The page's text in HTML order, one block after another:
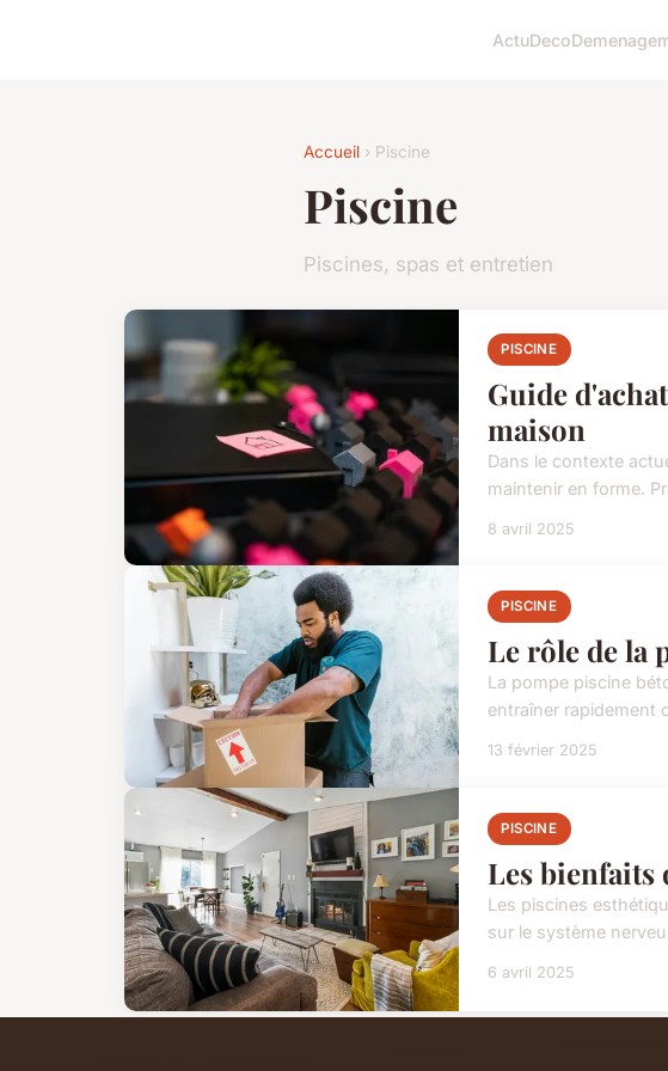
ActuDeco
Accueil › Piscine
Piscine
Piscines, spas et entretien
PISCINE
Guide
maison
Dans le contexte
maintenir en forme.
8 avril 2025
PISCINE
Le rôle de la
La pompe piscine
entraîner rapidement
13 février 2025
PISCINE
Les bienfaits
Les piscines
sur le système
6 avril 2025